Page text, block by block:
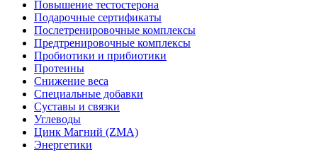
Повышение тестостерона
Подарочные сертификаты
Послетренировочные комплексы
Предтренировочные комплексы
Пробиотики и прибиотики
Протеины
Снижение веса
Специальные добавки
Суставы и связки
Углеводы
Цинк Магний (ZMA)
Энергетики